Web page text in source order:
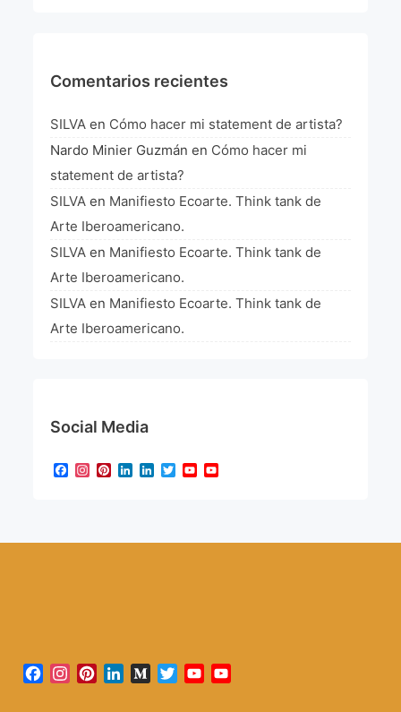
Comentarios recientes
SILVA en Cómo hacer mi statement de artista?
Nardo Minier Guzmán en Cómo hacer mi
statement de artista?
SILVA en Manifiesto Ecoarte. Think tank de
Arte Iberoamericano.
SILVA en Manifiesto Ecoarte. Think tank de
Arte Iberoamericano.
SILVA en Manifiesto Ecoarte. Think tank de
Arte Iberoamericano.
Social Media
Facebook
Instagram
Pinterest
LinkedIn
LinkedIn
TwitterYouTube
Facebook
Instagram
PinterestLinkedInMediumTwitterYouTube